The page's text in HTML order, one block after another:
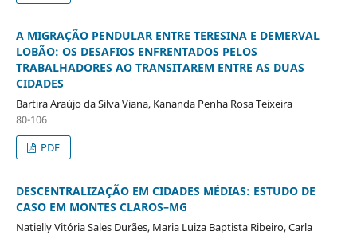
A MIGRAÇÃO PENDULAR ENTRE TERESINA E DEMERVAL
LOBÃO: OS DESAFIOS ENFRENTADOS PELOS
TRABALHADORES AO TRANSITAREM ENTRE AS DUAS
CIDADES
Bartira Araújo da Silva Viana, Kananda Penha Rosa Teixeira
80-106
PDF
DESCENTRALIZAÇÃO EM CIDADES MÉDIAS: ESTUDO DE
CASO EM MONTES CLAROS–MG
Natielly Vitória Sales Durães, Maria Luiza Baptista Ribeiro, Carla